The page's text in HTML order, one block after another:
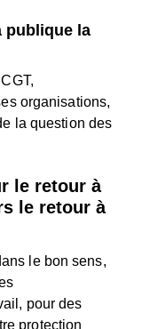
publique la
organisations,
la question des
le retour à
le retour à
le bon sens,
pour des
protection